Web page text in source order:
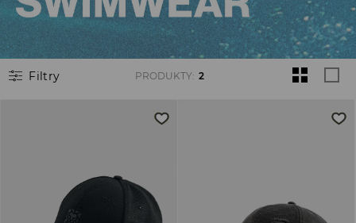
Filtry PRODUKTY: 2